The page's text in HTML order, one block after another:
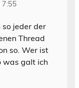
7:55
so jeder der
Thread
so. Wer ist
was galt ich